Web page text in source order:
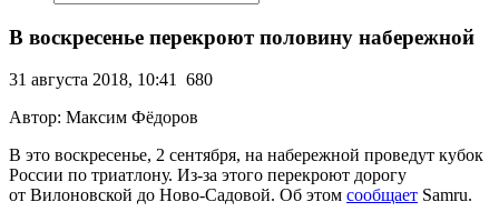
В воскресенье перекроют половину набережной
31 августа 2018, 10:41 680
Автор: Максим Фёдоров
В это воскресенье, 2 сентября, на набережной проведут кубок
России по триатлону. Из-за этого перекроют дорогу
от Вилоновской до Ново-Садовой. Об этом сообщает Samru.